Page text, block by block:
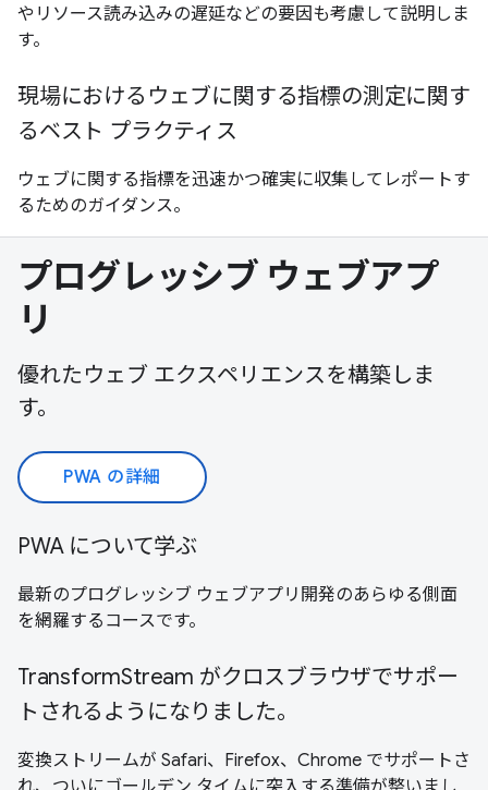
やリソース読み込みの遅延などの要因も考慮して説明しま
す。
現場におけるウェブに関する指標の測定に関す
るベスト プラクティス
ウェブに関する指標を迅速かつ確実に収集してレポートす
るためのガイダンス。
プログレッシブ ウェブアプ
リ
優れたウェブ エクスペリエンスを構築しま
す。
PWA の詳細
PWA について学ぶ
最新のプログレッシブ ウェブアプリ開発のあらゆる側面
を網羅するコースです。
TransformStream がクロスブラウザでサポー
トされるようになりました。
変換ストリームが Safari、Firefox、Chrome でサポートさ